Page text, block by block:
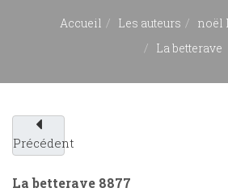
Accueil Les auteurs
noël
La betterave
Précédent
La betterave 8877